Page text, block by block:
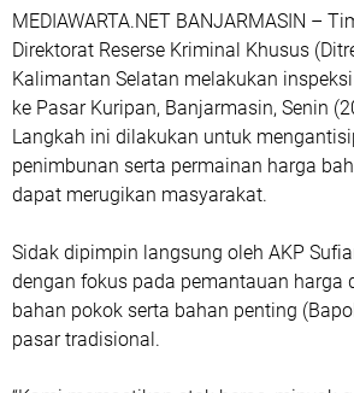
MEDIAWARTA.NET BANJARMASIN –
Direktorat Reserse Kriminal Khusus
Kalimantan Selatan melakukan
ke Pasar Kuripan, Banjarmasin, Senin
Langkah ini dilakukan untuk
penimbunan serta permainan harga
dapat merugikan masyarakat.
Sidak dipimpin langsung oleh AKP
dengan fokus pada pemantauan harga
bahan pokok serta bahan penting
pasar tradisional.